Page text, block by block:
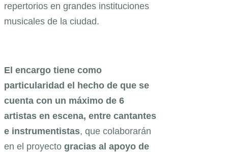
repertorios en grandes instituciones
musicales de la ciudad.
El encargo tiene como
particularidad el hecho de que se
cuenta con un máximo de 6
artistas en escena, entre cantantes
e instrumentistas, que colaborarán
en el proyecto gracias al apoyo de